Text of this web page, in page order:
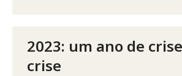
2023: um ano de
crise